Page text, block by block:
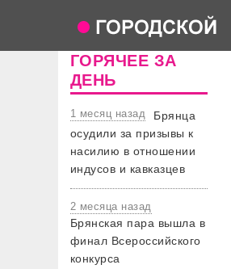
ГОРЯЧЕЕ ЗА
ДЕНЬ
1 месяц назад
Брянца
осудили за призывы к
насилию в отношении
индусов и кавказцев
2 месяца назад
Брянская пара вышла в
финал Всероссийского
конкурса